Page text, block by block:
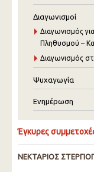
Διαγωνισμοί
Διαγωνισμός
Πληθυσμού –
Διαγωνισμός
Ψυχαγωγία
Ενημέρωση
Έγκυρες
ΝΕΚΤΑΡΙΟΣ